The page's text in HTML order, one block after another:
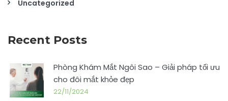
Uncategorized
Recent Posts
Phòng Khám Mắt Ngôi Sao – Giải pháp tối ưu
cho đôi mắt khỏe đẹp
22/11/2024